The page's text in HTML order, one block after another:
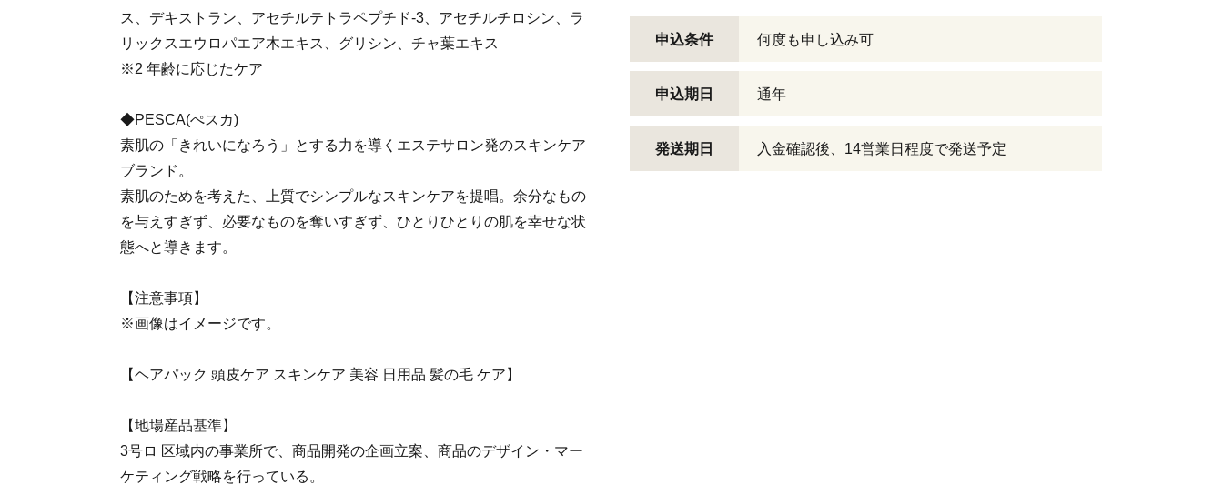
ス、デキストラン、アセチルテトラペプチド-3、アセチルチロシン、ラ
リックスエウロパエア木エキス、グリシン、チャ葉エキス
※2 年齢に応じたケア
◆PESCA(ぺスカ)
素肌の「きれいになろう」とする力を導くエステサロン発のスキンケア
ブランド。
素肌のためを考えた、上質でシンプルなスキンケアを提唱。余分なもの
を与えすぎず、必要なものを奪いすぎず、ひとりひとりの肌を幸せな状
態へと導きます。
【注意事項】
※画像はイメージです。
【ヘアパック 頭皮ケア スキンケア 美容 日用品 髪の毛 ケア】
【地場産品基準】
3号ロ 区域内の事業所で、商品開発の企画立案、商品のデザイン・マー
ケティング戦略を行っている。
申込条件 何度も申し込み可
申込期日 通年
発送期日 入金確認後、14営業日程度で発送予定